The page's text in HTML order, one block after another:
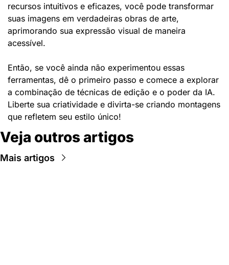
recursos intuitivos e eficazes, você pode transformar
suas imagens em verdadeiras obras de arte,
aprimorando sua expressão visual de maneira
acessível.
Então, se você ainda não experimentou essas
ferramentas, dê o primeiro passo e comece a explorar
a combinação de técnicas de edição e o poder da IA.
Liberte sua criatividade e divirta-se criando montagens
que refletem seu estilo único!
Veja outros artigos
Mais artigos